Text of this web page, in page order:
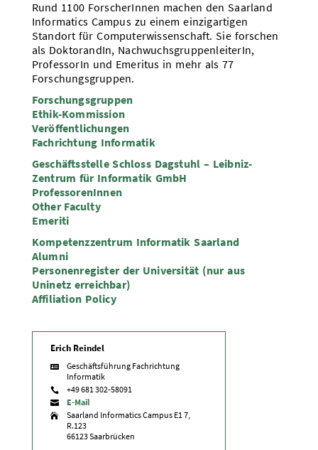
Rund 1100 ForscherInnen machen den Saarland
Informatics Campus zu einem einzigartigen
Standort für Computerwissenschaft. Sie forschen
als DoktorandIn, NachwuchsgruppenleiterIn,
ProfessorIn und Emeritus in mehr als 77
Forschungsgruppen.
Forschungsgruppen
Ethik-Kommission
Veröffentlichungen
Fachrichtung Informatik
Geschäftsstelle Schloss Dagstuhl – Leibniz-
Zentrum für Informatik GmbH
ProfessorenInnen
Other Faculty
Emeriti
Kompetenzzentrum Informatik Saarland
Alumni
Personenregister der Universität (nur aus
Uninetz erreichbar)
Affiliation Policy
Erich Reindel

Geschäftsführung Fachrichtung
Informatik
 +49 681 302-58091
 E-Mail

Saarland Informatics Campus E1 7,
R.123
66123 Saarbrücken